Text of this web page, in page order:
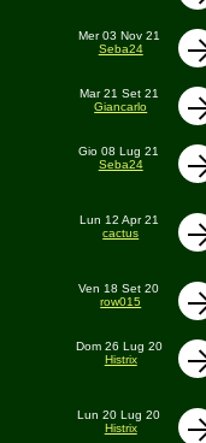
Mer 03 Nov 21
Seba24
Mar 21 Set 21
Giancarlo
Gio 08 Lug 21
Seba24
Lun 12 Apr 21
cactus
Ven 18 Set 20
row015
Dom 26 Lug 20
Histrix
Lun 20 Lug 20
Histrix